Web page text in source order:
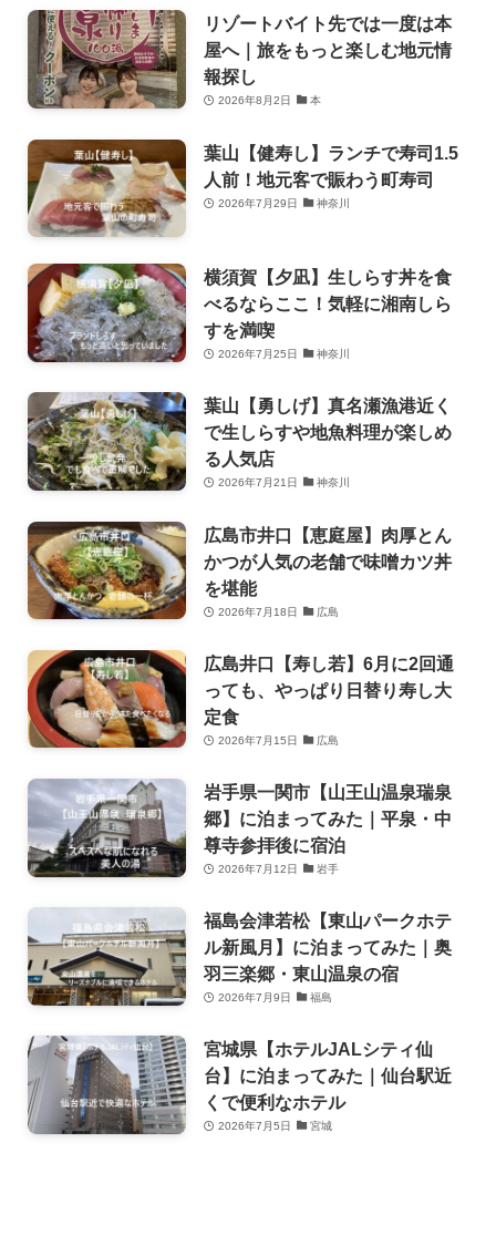
リゾートバイト先では一度は本
屋へ｜旅をもっと楽しむ地元情
報探し
2026年8月2日 本
葉山【健寿し】ランチで寿司1.5
人前！地元客で賑わう町寿司
2026年7月29日 神奈川
横須賀【夕凪】生しらす丼を食
べるならここ！気軽に湘南しら
すを満喫
2026年7月25日 神奈川
葉山【勇しげ】真名瀬漁港近く
で生しらすや地魚料理が楽しめ
る人気店
2026年7月21日 神奈川
広島市井口【恵庭屋】肉厚とん
かつが人気の老舗で味噌カツ丼
を堪能
2026年7月18日 広島
広島井口【寿し若】6月に2回通
っても、やっぱり日替り寿し大
定食
2026年7月15日 広島
岩手県一関市【山王山温泉瑞泉
郷】に泊まってみた｜平泉・中
尊寺参拝後に宿泊
2026年7月12日 岩手
福島会津若松【東山パークホテ
ル新風月】に泊まってみた｜奥
羽三楽郷・東山温泉の宿
2026年7月9日 福島
宮城県【ホテルJALシティ仙
台】に泊まってみた｜仙台駅近
くで便利なホテル
2026年7月5日 宮城